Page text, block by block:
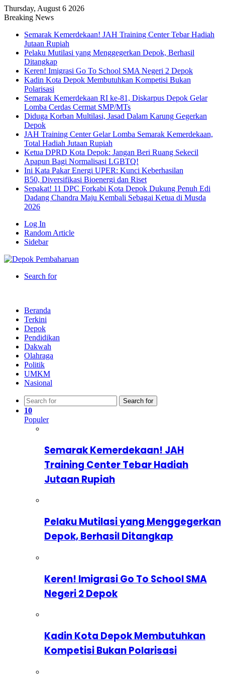
Thursday, August 6 2026
Breaking News
Semarak Kemerdekaan! JAH Training Center Tebar Hadiah
Jutaan Rupiah
Pelaku Mutilasi yang Menggegerkan Depok, Berhasil
Ditangkap
Keren! Imigrasi Go To School SMA Negeri 2 Depok
Kadin Kota Depok Membutuhkan Kompetisi Bukan
Polarisasi
Semarak Kemerdekaan RI ke-81, Diskarpus Depok Gelar
Lomba Cerdas Cermat SMP/MTs
Diduga Korban Multilasi, Jasad Dalam Karung Gegerkan
Depok
JAH Training Center Gelar Lomba Semarak Kemerdekaan,
Total Hadiah Jutaan Rupiah
Ketua DPRD Kota Depok: Jangan Beri Ruang Sekecil
Apapun Bagi Normalisasi LGBTQ!
Ini Kata Pakar Energi UPER: Kunci Keberhasilan
B50, Diversifikasi Bioenergi dan Riset
Sepakat! 11 DPC Forkabi Kota Depok Dukung Penuh Edi
Dadang Chandra Maju Kembali Sebagai Ketua di Musda
2026
Log In
Random Article
Sidebar
Search for
Beranda
Terkini
Depok
Pendidikan
Dakwah
Olahraga
Politik
UMKM
Nasional
Search for
10
Populer
Semarak Kemerdekaan! JAH
Training Center Tebar Hadiah
Jutaan Rupiah
Pelaku Mutilasi yang Menggegerkan
Depok, Berhasil Ditangkap
Keren! Imigrasi Go To School SMA
Negeri 2 Depok
Kadin Kota Depok Membutuhkan
Kompetisi Bukan Polarisasi